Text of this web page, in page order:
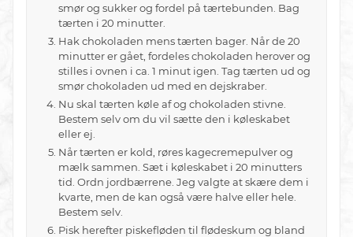
smør og sukker og fordel på tærtebunden. Bag
tærten i 20 minutter.
Hak chokoladen mens tærten bager. Når de 20
minutter er gået, fordeles chokoladen herover og
stilles i ovnen i ca. 1 minut igen. Tag tærten ud og
smør chokoladen ud med en dejskraber.
Nu skal tærten køle af og chokoladen stivne.
Bestem selv om du vil sætte den i køleskabet
eller ej.
Når tærten er kold, røres kagecremepulver og
mælk sammen. Sæt i køleskabet i 20 minutters
tid. Ordn jordbærrene. Jeg valgte at skære dem i
kvarte, men de kan også være halve eller hele.
Bestem selv.
Pisk herefter piskefløden til flødeskum og bland